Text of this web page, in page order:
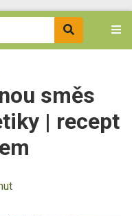
směs
| recept